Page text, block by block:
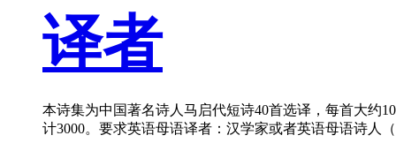
译者
本诗集为中国著名诗人马启代短诗40首选译，每首大约
计3000。要求英语母语译者：汉学家或者英语母语诗人